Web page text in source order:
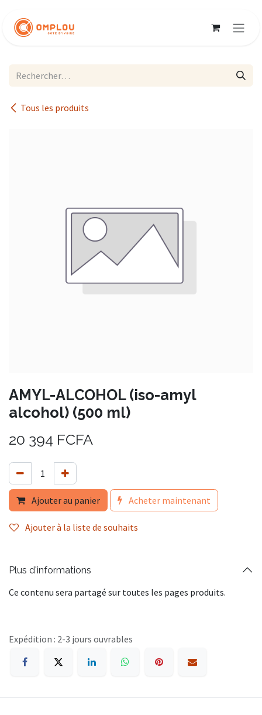
Tous les produits
AMYL-ALCOHOL (iso-amyl
alcohol) (500 ml)
20 394 FCFA
Ajouter au panier Acheter maintenant
Ajouter à la liste de souhaits
Plus d'informations
Ce contenu sera partagé sur toutes les pages produits.
Expédition : 2-3 jours ouvrables